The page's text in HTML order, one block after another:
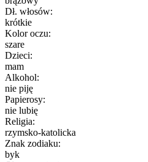
Dł. włosów:
krótkie
Kolor oczu:
szare
Dzieci:
mam
Alkohol:
nie piję
Papierosy:
nie lubię
Religia:
rzymsko-katolicka
Znak zodiaku:
byk